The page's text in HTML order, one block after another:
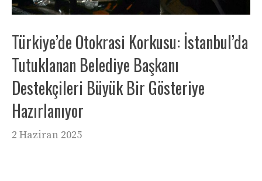
Türkiye’de Otokrasi Korkusu: İstanbul’da
Tutuklanan Belediye Başkanı
Destekçileri Büyük Bir Gösteriye
Hazırlanıyor
2 Haziran 2025